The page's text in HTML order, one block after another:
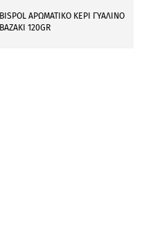
BISPOL ΑΡΩΜΑΤΙΚΟ ΚΕΡΙ ΓΥΑΛΙΝΟ
ΒΑΖΑΚΙ 120GR